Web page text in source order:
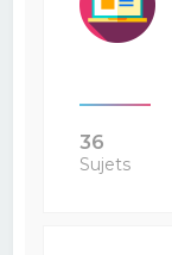
36
Sujets